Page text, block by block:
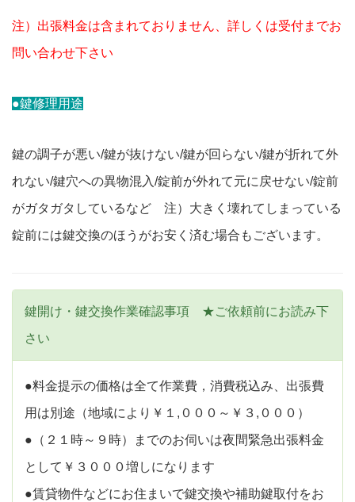
注）出張料金は含まれておりません、詳しくは受付までお
問い合わせ下さい
●鍵修理用途
鍵の調子が悪い/鍵が抜けない/鍵が回らない/鍵が折れて外
れない/鍵穴への異物混入/錠前が外れて元に戻せない/錠前
がガタガタしているなど 注）大きく壊れてしまっている
錠前には鍵交換のほうがお安く済む場合もございます。
鍵開け・鍵交換作業確認事項 ★ご依頼前にお読み下
さい
●料金提示の価格は全て作業費，消費税込み、出張費
用は別途（地域により￥１,０００～￥３,０００）
●（２１時～９時）までのお伺いは夜間緊急出張料金
として￥３０００増しになります
●賃貸物件などにお住まいで鍵交換や補助鍵取付をお